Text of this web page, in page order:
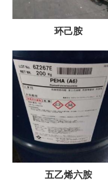
环己胺
五乙烯六胺